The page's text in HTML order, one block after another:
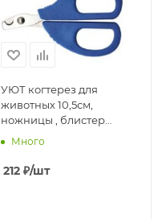
УЮТ когтерез для
животных 10,5см,
ножницы , блистер
(1х840 шт)
Много
212 ₽/шт